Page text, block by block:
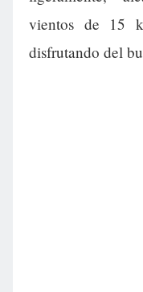
vientos de 15
disfrutando del